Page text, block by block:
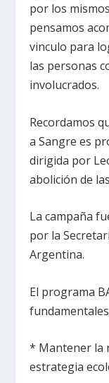
por los
pensamos
vinculo para
las personas
involucrados.
Recordamos
a Sangre es
dirigida por
abolición de
La campaña
por la
Argentina.
El programa
* Mantener la
estrategia